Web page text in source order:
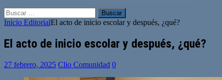
Buscar:
Inicio EditorialEl acto de inicio escolar y después, ¿qué?
El acto de inicio escolar y después, ¿qué?
27 febrero, 2025 Clio Comunidad 0